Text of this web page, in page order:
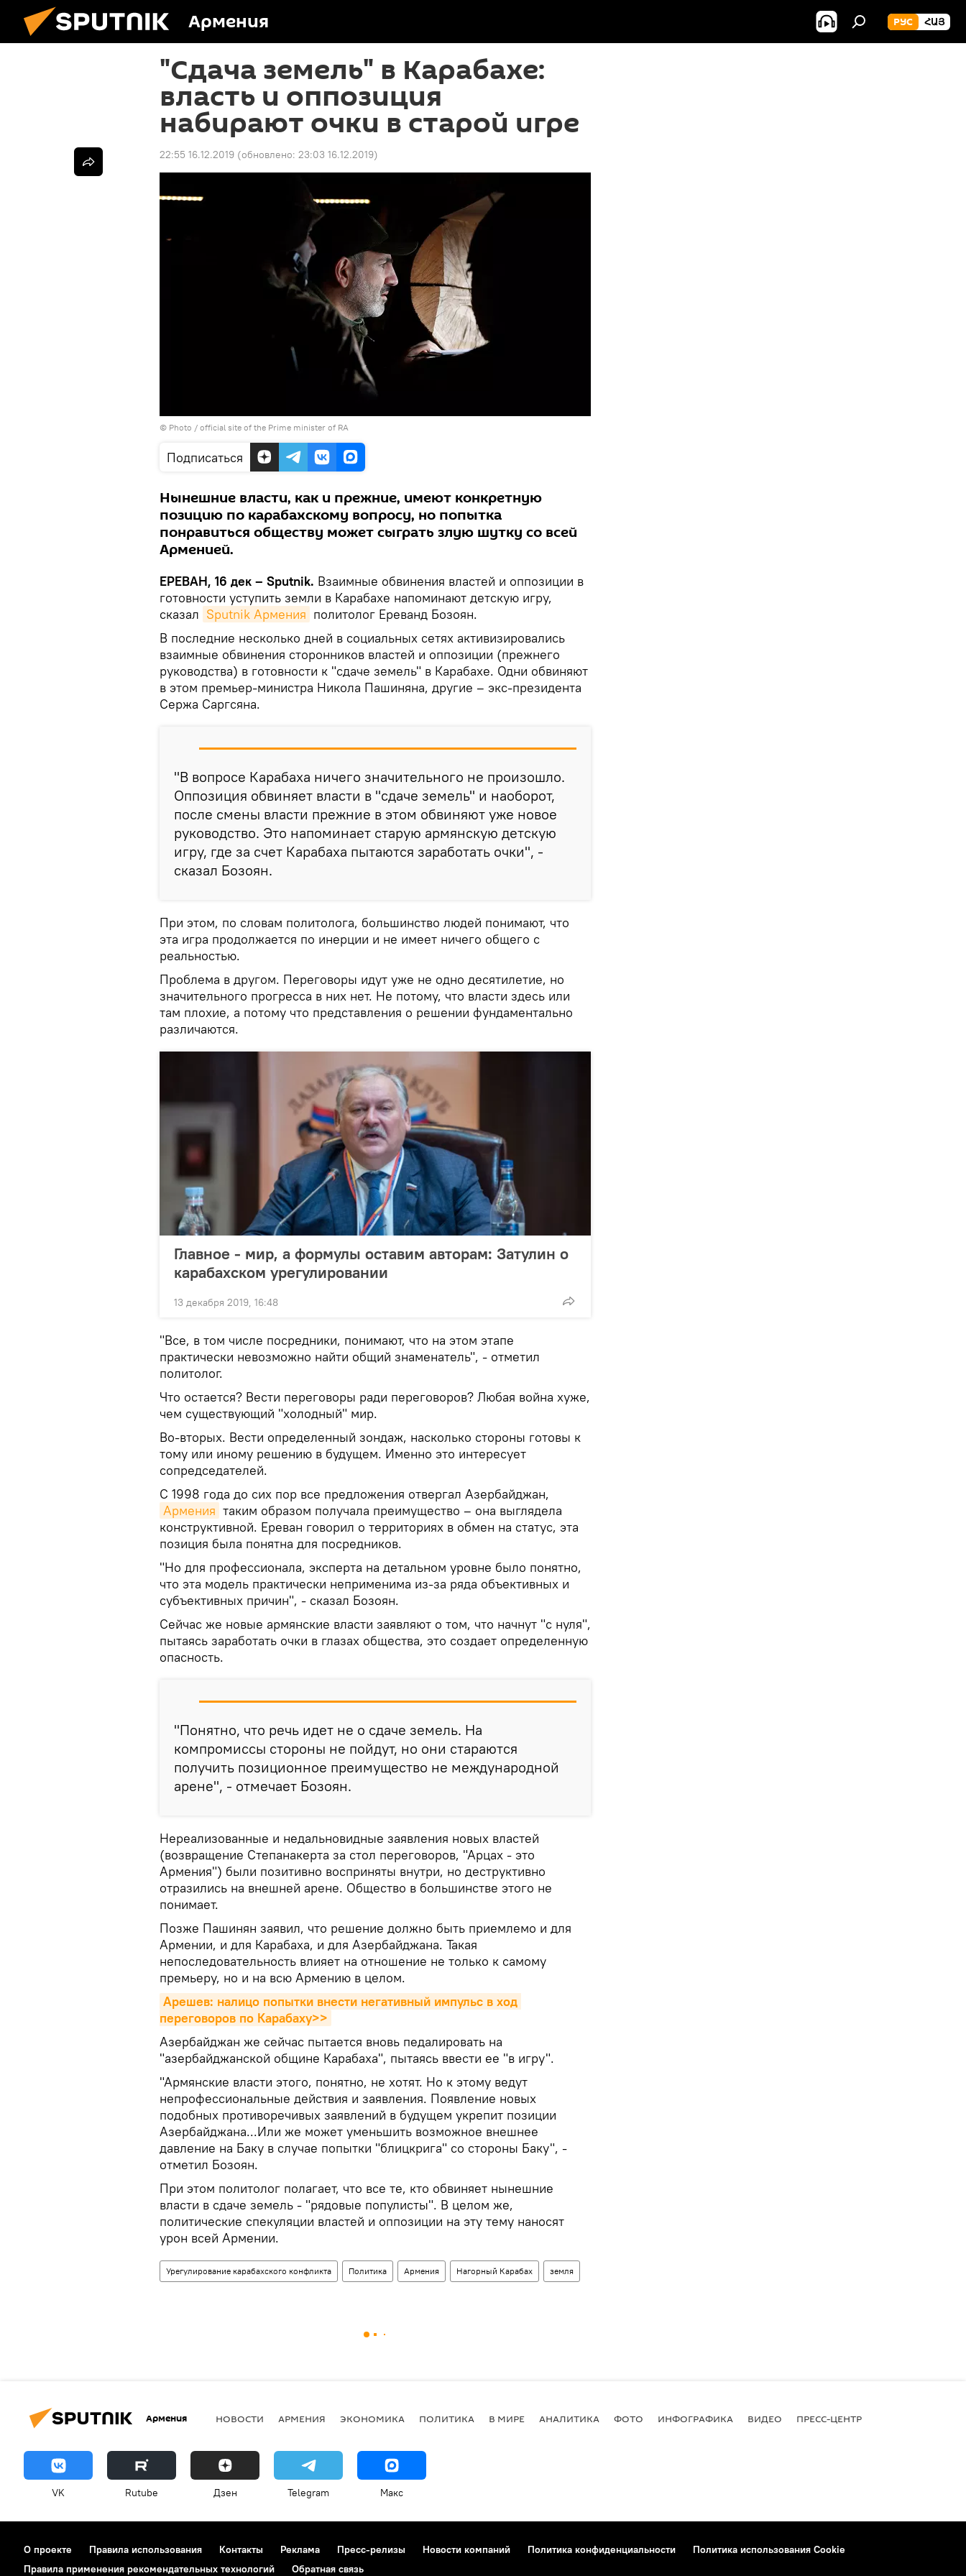
Армения РУС ՀԱՅ
"Сдача земель" в Карабахе:
власть и оппозиция
набирают очки в старой игре
22:55 16.12.2019 (обновлено: 23:03 16.12.2019)
© Photo / official site of the Prime minister of RA
Подписаться
Нынешние власти, как и прежние, имеют конкретную
позицию по карабахскому вопросу, но попытка
понравиться обществу может сыграть злую шутку со всей
Арменией.
ЕРЕВАН, 16 дек – Sputnik. Взаимные обвинения властей и оппозиции в
готовности уступить земли в Карабахе напоминают детскую игру,
сказал Sputnik Армения политолог Ереванд Бозоян.
В последние несколько дней в социальных сетях активизировались
взаимные обвинения сторонников властей и оппозиции (прежнего
руководства) в готовности к "сдаче земель" в Карабахе. Одни обвиняют
в этом премьер-министра Никола Пашиняна, другие – экс-президента
Сержа Саргсяна.
"В вопросе Карабаха ничего значительного не произошло.
Оппозиция обвиняет власти в "сдаче земель" и наоборот,
после смены власти прежние в этом обвиняют уже новое
руководство. Это напоминает старую армянскую детскую
игру, где за счет Карабаха пытаются заработать очки", -
сказал Бозоян.
При этом, по словам политолога, большинство людей понимают, что
эта игра продолжается по инерции и не имеет ничего общего с
реальностью.
Проблема в другом. Переговоры идут уже не одно десятилетие, но
значительного прогресса в них нет. Не потому, что власти здесь или
там плохие, а потому что представления о решении фундаментально
различаются.
Главное - мир, а формулы оставим авторам: Затулин о
карабахском урегулировании
13 декабря 2019, 16:48
"Все, в том числе посредники, понимают, что на этом этапе
практически невозможно найти общий знаменатель", - отметил
политолог.
Что остается? Вести переговоры ради переговоров? Любая война хуже,
чем существующий "холодный" мир.
Во-вторых. Вести определенный зондаж, насколько стороны готовы к
тому или иному решению в будущем. Именно это интересует
сопредседателей.
С 1998 года до сих пор все предложения отвергал Азербайджан,
Армения таким образом получала преимущество – она выглядела
конструктивной. Ереван говорил о территориях в обмен на статус, эта
позиция была понятна для посредников.
"Но для профессионала, эксперта на детальном уровне было понятно,
что эта модель практически неприменима из-за ряда объективных и
субъективных причин", - сказал Бозоян.
Сейчас же новые армянские власти заявляют о том, что начнут "с нуля",
пытаясь заработать очки в глазах общества, это создает определенную
опасность.
"Понятно, что речь идет не о сдаче земель. На
компромиссы стороны не пойдут, но они стараются
получить позиционное преимущество не международной
арене", - отмечает Бозоян.
Нереализованные и недальновидные заявления новых властей
(возвращение Степанакерта за стол переговоров, "Арцах - это
Армения") были позитивно восприняты внутри, но деструктивно
отразились на внешней арене. Общество в большинстве этого не
понимает.
Позже Пашинян заявил, что решение должно быть приемлемо и для
Армении, и для Карабаха, и для Азербайджана. Такая
непоследовательность влияет на отношение не только к самому
премьеру, но и на всю Армению в целом.
Арешев: налицо попытки внести негативный импульс в ход
переговоров по Карабаху>>
Азербайджан же сейчас пытается вновь педалировать на
"азербайджанской общине Карабаха", пытаясь ввести ее "в игру".
"Армянские власти этого, понятно, не хотят. Но к этому ведут
непрофессиональные действия и заявления. Появление новых
подобных противоречивых заявлений в будущем укрепит позиции
Азербайджана...Или же может уменьшить возможное внешнее
давление на Баку в случае попытки "блицкрига" со стороны Баку", -
отметил Бозоян.
При этом политолог полагает, что все те, кто обвиняет нынешние
власти в сдаче земель - "рядовые популисты". В целом же,
политические спекуляции властей и оппозиции на эту тему наносят
урон всей Армении.
Урегулирование карабахского конфликта Политика Армения Нагорный Карабах земля
Армения НОВОСТИ АРМЕНИЯ ЭКОНОМИКА ПОЛИТИКА В МИРЕ АНАЛИТИКА ФОТО ИНФОГРАФИКА ВИДЕО ПРЕСС-ЦЕНТР
VK Rutube Дзен Telegram Макс
О проекте Правила использования Контакты Реклама Пресс-релизы Новости компаний Политика конфиденциальности
Политика использования Cookie
Правила применения рекомендательных технологий
Обратная связь